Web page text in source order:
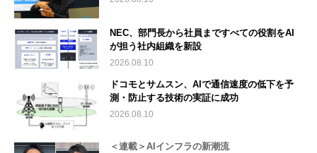
NEC、部門長から社員まですべての役割をAI
が担う社内組織を新設
2026.08.10
ドコモとサムスン、AIで通信速度の低下を予
測・防止する技術の実証に成功
2026.08.10
＜連載＞AIインフラの新潮流